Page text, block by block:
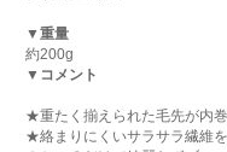
▼重量
約200g
▼コメント
★重たく揃えられた毛先が内
★絡まりにくいサラサラ繊維を